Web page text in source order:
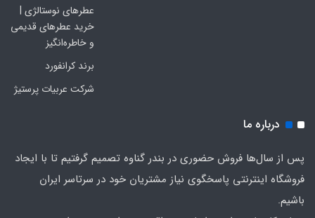
عطرهای نوستالژی |
خرید عطرهای قدیمی
و خاطره‌انگیز
برند کرانفورد
شرکت عربیات پرستیژ
درباره ما
پس از سال‌ها فروش حضوری در بندر گناوه تصمیم گرفتیم تا با ایجاد
فروشگاه اینترنتی پاسخگوی نیاز مشتریان خود در سرتاسر ایران
باشیم.